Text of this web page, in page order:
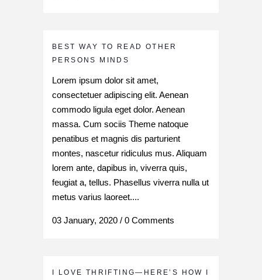
BEST WAY TO READ OTHER
PERSONS MINDS
Lorem ipsum dolor sit amet,
consectetuer adipiscing elit. Aenean
commodo ligula eget dolor. Aenean
massa. Cum sociis Theme natoque
penatibus et magnis dis parturient
montes, nascetur ridiculus mus. Aliquam
lorem ante, dapibus in, viverra quis,
feugiat a, tellus. Phasellus viverra nulla ut
metus varius laoreet....
03 January, 2020 / 0 Comments
I LOVE THRIFTING—HERE’S HOW I